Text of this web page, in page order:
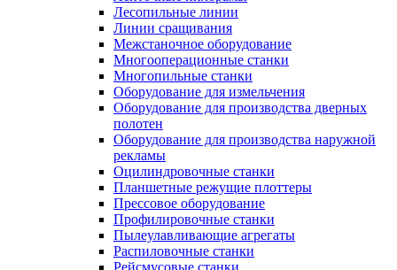
Лесопильные линии
Линии сращивания
Межстаночное оборудование
Многооперационные станки
Многопильные станки
Оборудование для измельчения
Оборудование для производства дверных
полотен
Оборудование для производства наружной
рекламы
Оцилиндровочные станки
Планшетные режущие плоттеры
Прессовое оборудование
Профилировочные станки
Пылеулавливающие агрегаты
Распиловочные станки
Рейсмусовые станки